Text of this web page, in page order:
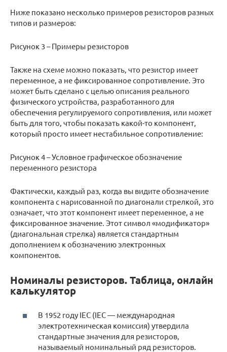
Ниже показано несколько примеров резисторов разных
типов и размеров:
Рисунок 3 – Примеры резисторов
Также на схеме можно показать, что резистор имеет
переменное, а не фиксированное сопротивление. Это
может быть сделано с целью описания реального
физического устройства, разработанного для
обеспечения регулируемого сопротивления, или может
быть для того, чтобы показать какой-то компонент,
который просто имеет нестабильное сопротивление:
Рисунок 4 – Условное графическое обозначение
переменного резистора
Фактически, каждый раз, когда вы видите обозначение
компонента с нарисованной по диагонали стрелкой, это
означает, что этот компонент имеет переменное, а не
фиксированное значение. Этот символ «модификатор»
(диагональная стрелка) является стандартным
дополнением к обозначению электронных
компонентов.
Номиналы резисторов. Таблица, онлайн
калькулятор
В 1952 году IEC (IEC — международная
электротехническая комиссия) утвердила
стандартные значения для резисторов,
называемый номинальный ряд резисторов.